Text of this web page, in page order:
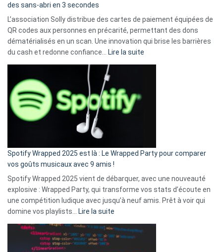
des sans-abri en 3 secondes
L’association Solly distribue des cartes de paiement équipées de
QR codes aux personnes en précarité, permettant des dons
dématérialisés en un scan. Une innovation qui brise les barrières
du cash et redonne confiance…
Lire la suite
»
Solly
change
la
des
Spotify Wrapped 2025 est là : Le Wrapped Party pour comparer
vos goûts musicaux avec 9 amis !
Spotify Wrapped 2025 vient de débarquer, avec une nouveauté
explosive : Wrapped Party, qui transforme vos stats d’écoute en
une compétition ludique avec jusqu’à neuf amis. Prêt à voir qui
domine vos playlists…
Lire la suite
Wrapped